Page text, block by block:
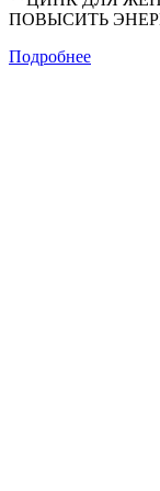
ПОВЫСИТЬ
Подробнее